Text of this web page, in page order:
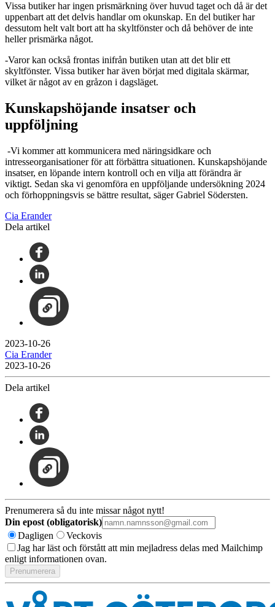
Vissa butiker har ingen prismärkning över huvud taget och då är det
uppenbart att det delvis handlar om okunskap. En del butiker har
dessutom helt valt bort att ha skyltfönster och då behöver de inte
heller prismärka något.
-Varor kan också frontas inifrån butiken utan att det blir ett
skyltfönster. Vissa butiker har även börjat med digitala skärmar,
vilket är något av en gråzon i dagsläget.
Kunskapshöjande insatser och
uppföljning
-Vi kommer att kommunicera med näringsidkare och
intresseorganisationer för att förbättra situationen. Kunskapshöjande
insatser, en löpande intern kontroll och en vilja att förändra är
viktigt. Sedan ska vi genomföra en uppföljande undersökning 2024
och förhoppningsvis se bättre resultat, säger Gabriel Södersten.
Cia Erander
Dela artikel
2023-10-26
Cia Erander
2023-10-26
Dela artikel
Prenumerera så du inte missar något nytt!
Din epost (obligatorisk)
Dagligen
Veckovis
Jag har läst och förstått att min mejladress delas med Mailchimp
enligt informationen ovan.